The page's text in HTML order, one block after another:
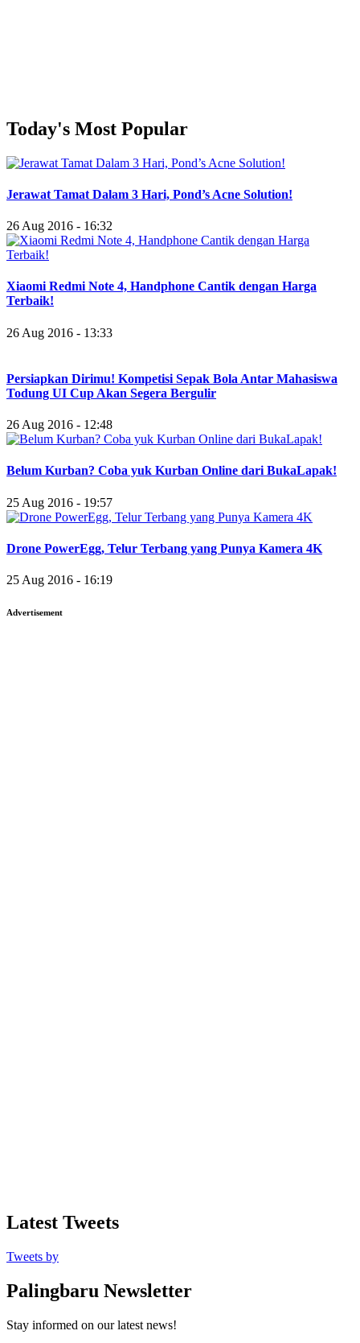
Today's Most Popular
Jerawat Tamat Dalam 3 Hari, Pond’s Acne Solution!
26 Aug 2016 - 16:32
Xiaomi Redmi Note 4, Handphone Cantik dengan Harga
Terbaik!
26 Aug 2016 - 13:33
Persiapkan Dirimu! Kompetisi Sepak Bola Antar Mahasiswa
Todung UI Cup Akan Segera Bergulir
26 Aug 2016 - 12:48
Belum Kurban? Coba yuk Kurban Online dari BukaLapak!
25 Aug 2016 - 19:57
Drone PowerEgg, Telur Terbang yang Punya Kamera 4K
25 Aug 2016 - 16:19
Advertisement
Latest Tweets
Tweets by
Palingbaru Newsletter
Stay informed on our latest news!